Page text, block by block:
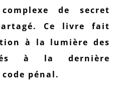
de secret
Ce livre fait
à la lumière des
à la dernière
pénal.